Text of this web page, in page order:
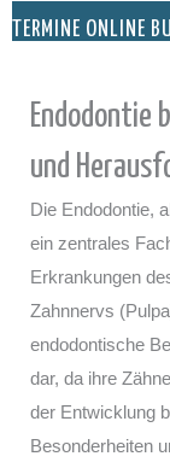
TERMINE ONLINE
Endodontie
und
Die Endodontie,
ein zentrales
Erkrankungen
Zahnnervs
endodontische
dar, da ihre
der Entwicklung
Besonderheiten